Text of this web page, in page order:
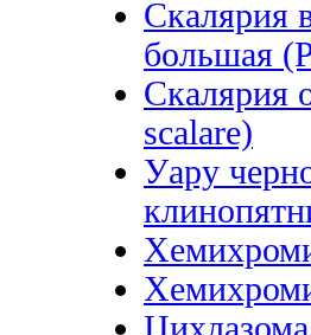
Скалярия
большая
Скалярия
scalare)
Уару